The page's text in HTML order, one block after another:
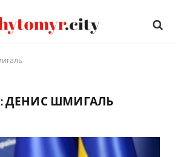
ДЕНИС ШМИГАЛЬ